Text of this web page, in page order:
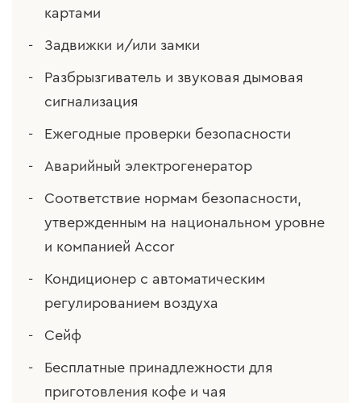
картами
Задвижки и/или замки
Разбрызгиватель и звуковая дымовая
сигнализация
Ежегодные проверки безопасности
Аварийный электрогенератор
Соответствие нормам безопасности,
утвержденным на национальном уровне
и компанией Accor
Кондиционер с автоматическим
регулированием воздуха
Сейф
Бесплатные принадлежности для
приготовления кофе и чая